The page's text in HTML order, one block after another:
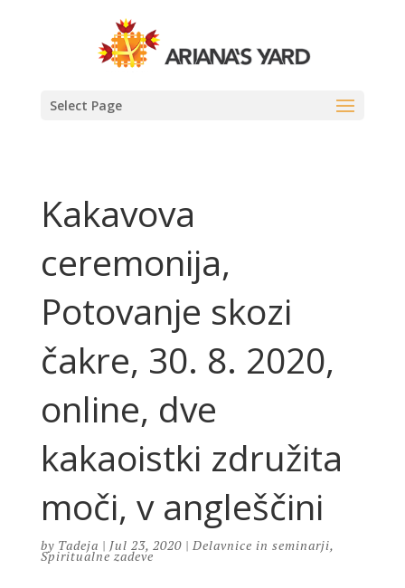
Select Page
Kakavova
ceremonija,
Potovanje skozi
čakre, 30. 8. 2020,
online, dve
kakaoistki združita
moči, v angleščini
by Tadeja | Jul 23, 2020| Delavnice in seminarji,
Spiritualne zadeve